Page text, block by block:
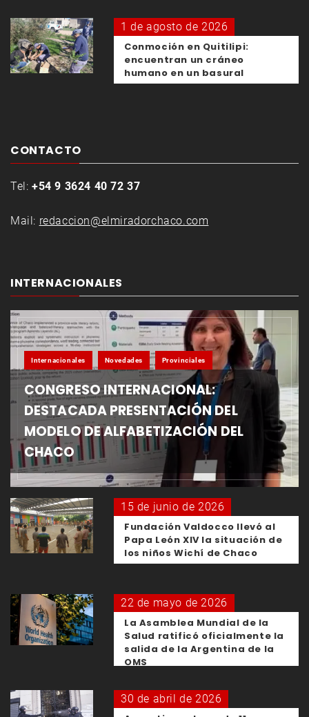
1 de agosto de 2026
Conmoción en Quitilipi:
encuentran un cráneo
humano en un basural
CONTACTO
Tel: +54 9 3624 40 72 37
Mail: redaccion@elmiradorchaco.com
INTERNACIONALES
Internacionales Novedades Provinciales
CONGRESO INTERNACIONAL:
DESTACADA PRESENTACIÓN DEL
MODELO DE ALFABETIZACIÓN DEL
CHACO
15 de junio de 2026
Fundación Valdocco llevó al
Papa León XIV la situación de
los niños Wichí de Chaco
22 de mayo de 2026
La Asamblea Mundial de la
Salud ratificó oficialmente la
salida de la Argentina de la
OMS
30 de abril de 2026